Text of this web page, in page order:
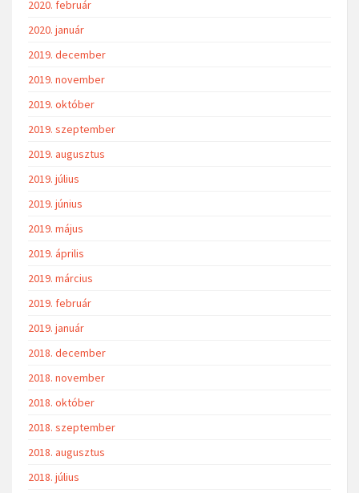
2020. február
2020. január
2019. december
2019. november
2019. október
2019. szeptember
2019. augusztus
2019. július
2019. június
2019. május
2019. április
2019. március
2019. február
2019. január
2018. december
2018. november
2018. október
2018. szeptember
2018. augusztus
2018. július